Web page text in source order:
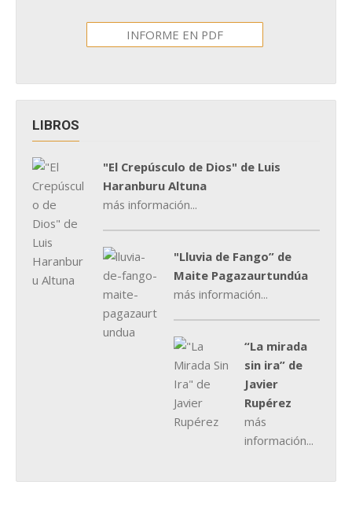
INFORME EN PDF
LIBROS
"El Crepúsculo de Dios" de Luis
Haranburu Altuna
más información...
"Lluvia de Fango” de
Maite Pagazaurtundúa
más información...
“La mirada
sin ira” de
Javier
Rupérez
más
información...